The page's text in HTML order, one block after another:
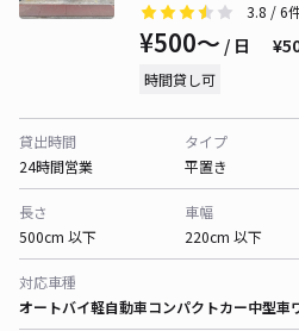
3.8 / 6
¥500〜 / 日
時間貸し可
貸出時間
24時間営業
タイプ
平置き
長さ
500cm 以下
車幅
220cm 以下
対応車種
オートバイ軽自動車コンパクトカー中型車